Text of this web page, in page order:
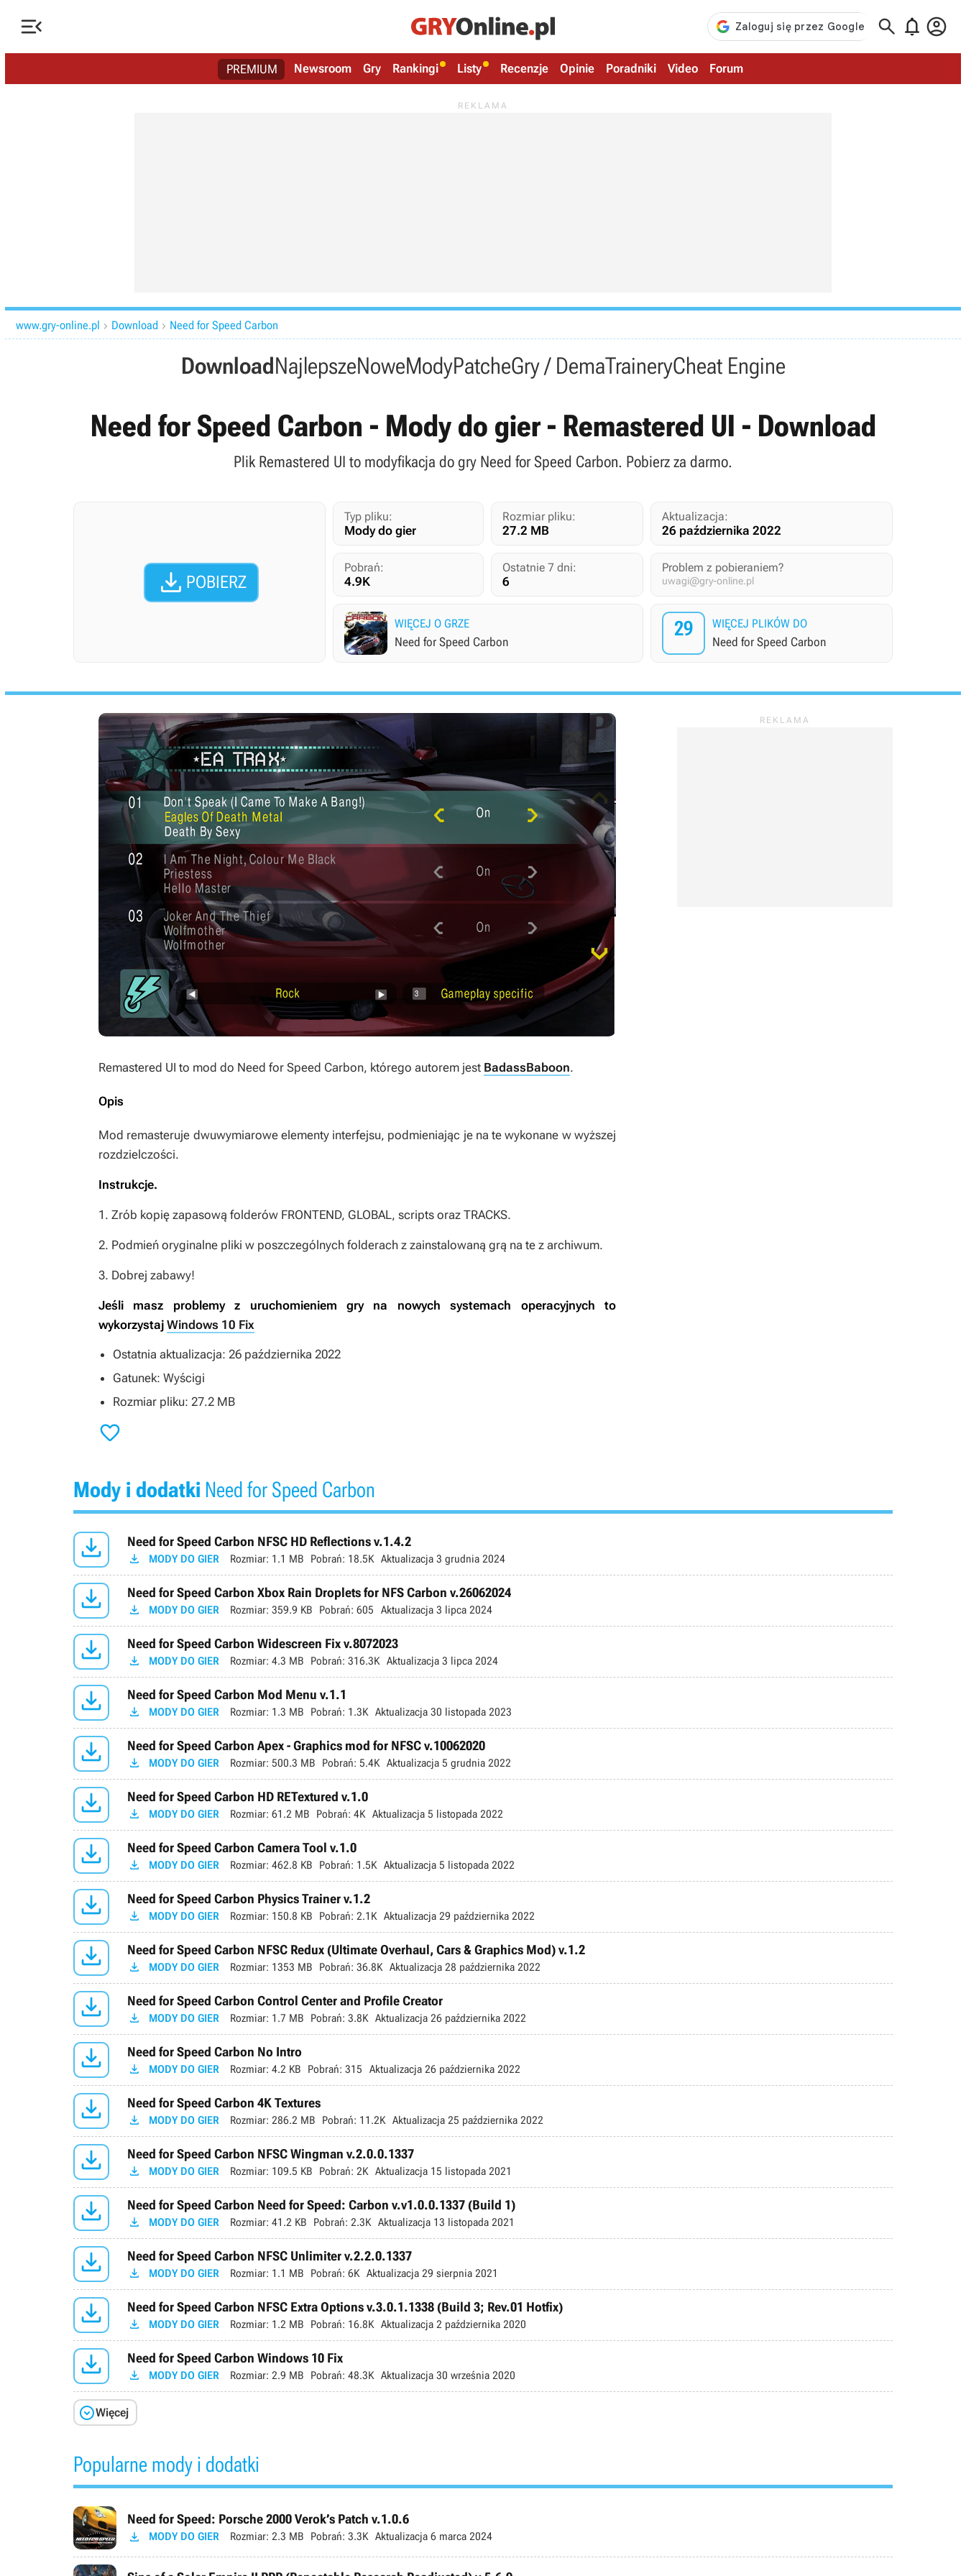
   
PREMIUM Newsroom Gry Rankingi Listy Recenzje Opinie Poradniki Video Forum
www.gry-online.pl  Download  Need for Speed Carbon
DownloadNajlepszeNoweModyPatcheGry / DemaTraineryCheat Engine
Need for Speed Carbon - Mody do gier - Remastered UI - Download
Plik Remastered UI to modyfikacja do gry Need for Speed Carbon. Pobierz za darmo.
 POBIERZ
Typ pliku:
Mody do gier
Rozmiar pliku:
27.2 MB
Aktualizacja:
26 października 2022
Pobrań:
4.9K
Ostatnie 7 dni:
6
Problem z pobieraniem?
uwagi@gry-online.pl
WIĘCEJ O GRZE
Need for Speed Carbon
29 WIĘCEJ PLIKÓW DO
Need for Speed Carbon
Remastered UI to mod do Need for Speed Carbon, którego autorem jest BadassBaboon.
Opis
Mod remasteruje dwuwymiarowe elementy interfejsu, podmieniając je na te wykonane w wyższej
rozdzielczości.
Instrukcje.
1. Zrób kopię zapasową folderów FRONTEND, GLOBAL, scripts oraz TRACKS.
2. Podmień oryginalne pliki w poszczególnych folderach z zainstalowaną grą na te z archiwum.
3. Dobrej zabawy!
Jeśli masz problemy z uruchomieniem gry na nowych systemach operacyjnych to
wykorzystaj Windows 10 Fix
Ostatnia aktualizacja: 26 października 2022
Gatunek: Wyścigi
Rozmiar pliku: 27.2 MB

Mody i dodatki Need for Speed Carbon
 Need for Speed Carbon NFSC HD Reflections v.1.4.2
 MODY DO GIER Rozmiar: 1.1 MB Pobrań: 18.5K Aktualizacja 3 grudnia 2024
 Need for Speed Carbon Xbox Rain Droplets for NFS Carbon v.26062024
 MODY DO GIER Rozmiar: 359.9 KB Pobrań: 605 Aktualizacja 3 lipca 2024
 Need for Speed Carbon Widescreen Fix v.8072023
 MODY DO GIER Rozmiar: 4.3 MB Pobrań: 316.3K Aktualizacja 3 lipca 2024
 Need for Speed Carbon Mod Menu v.1.1
 MODY DO GIER Rozmiar: 1.3 MB Pobrań: 1.3K Aktualizacja 30 listopada 2023
 Need for Speed Carbon Apex - Graphics mod for NFSC v.10062020
 MODY DO GIER Rozmiar: 500.3 MB Pobrań: 5.4K Aktualizacja 5 grudnia 2022
 Need for Speed Carbon HD RETextured v.1.0
 MODY DO GIER Rozmiar: 61.2 MB Pobrań: 4K Aktualizacja 5 listopada 2022
 Need for Speed Carbon Camera Tool v.1.0
 MODY DO GIER Rozmiar: 462.8 KB Pobrań: 1.5K Aktualizacja 5 listopada 2022
 Need for Speed Carbon Physics Trainer v.1.2
 MODY DO GIER Rozmiar: 150.8 KB Pobrań: 2.1K Aktualizacja 29 października 2022
 Need for Speed Carbon NFSC Redux (Ultimate Overhaul, Cars & Graphics Mod) v.1.2
 MODY DO GIER Rozmiar: 1353 MB Pobrań: 36.8K Aktualizacja 28 października 2022
 Need for Speed Carbon Control Center and Profile Creator
 MODY DO GIER Rozmiar: 1.7 MB Pobrań: 3.8K Aktualizacja 26 października 2022
 Need for Speed Carbon No Intro
 MODY DO GIER Rozmiar: 4.2 KB Pobrań: 315 Aktualizacja 26 października 2022
 Need for Speed Carbon 4K Textures
 MODY DO GIER Rozmiar: 286.2 MB Pobrań: 11.2K Aktualizacja 25 października 2022
 Need for Speed Carbon NFSC Wingman v.2.0.0.1337
 MODY DO GIER Rozmiar: 109.5 KB Pobrań: 2K Aktualizacja 15 listopada 2021
 Need for Speed Carbon Need for Speed: Carbon v.v1.0.0.1337 (Build 1)
 MODY DO GIER Rozmiar: 41.2 KB Pobrań: 2.3K Aktualizacja 13 listopada 2021
 Need for Speed Carbon NFSC Unlimiter v.2.2.0.1337
 MODY DO GIER Rozmiar: 1.1 MB Pobrań: 6K Aktualizacja 29 sierpnia 2021
 Need for Speed Carbon NFSC Extra Options v.3.0.1.1338 (Build 3; Rev.01 Hotfix)
 MODY DO GIER Rozmiar: 1.2 MB Pobrań: 16.8K Aktualizacja 2 października 2020
 Need for Speed Carbon Windows 10 Fix
 MODY DO GIER Rozmiar: 2.9 MB Pobrań: 48.3K Aktualizacja 30 września 2020
Więcej
Popularne mody i dodatki
Need for Speed: Porsche 2000 Verok’s Patch v.1.0.6
 MODY DO GIER Rozmiar: 2.3 MB Pobrań: 3.3K Aktualizacja 6 marca 2024